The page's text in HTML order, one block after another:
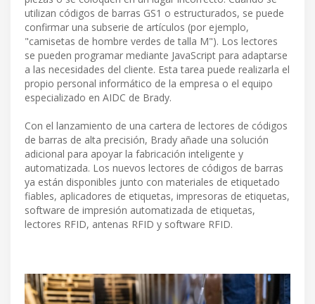
utilizan códigos de barras GS1 o estructurados, se puede
confirmar una subserie de artículos (por ejemplo,
"camisetas de hombre verdes de talla M"). Los lectores
se pueden programar mediante JavaScript para adaptarse
a las necesidades del cliente. Esta tarea puede realizarla el
propio personal informático de la empresa o el equipo
especializado en AIDC de Brady.
Con el lanzamiento de una cartera de lectores de códigos
de barras de alta precisión, Brady añade una solución
adicional para apoyar la fabricación inteligente y
automatizada. Los nuevos lectores de códigos de barras
ya están disponibles junto con materiales de etiquetado
fiables, aplicadores de etiquetas, impresoras de etiquetas,
software de impresión automatizada de etiquetas,
lectores RFID, antenas RFID y software RFID.